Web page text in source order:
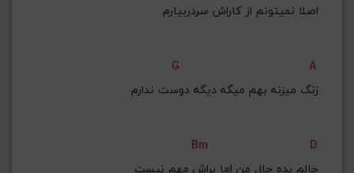
اصلا نمیتونم از کاراش سردربیارم
G
A
زنگ میزنه بهم میگه دیگه دوست ندارم
Bm
D
حالم بده حال من اما براش مهم نیست